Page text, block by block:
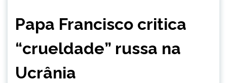
NOTÍCIAS
Papa Francisco critica
“crueldade” russa na
Ucrânia